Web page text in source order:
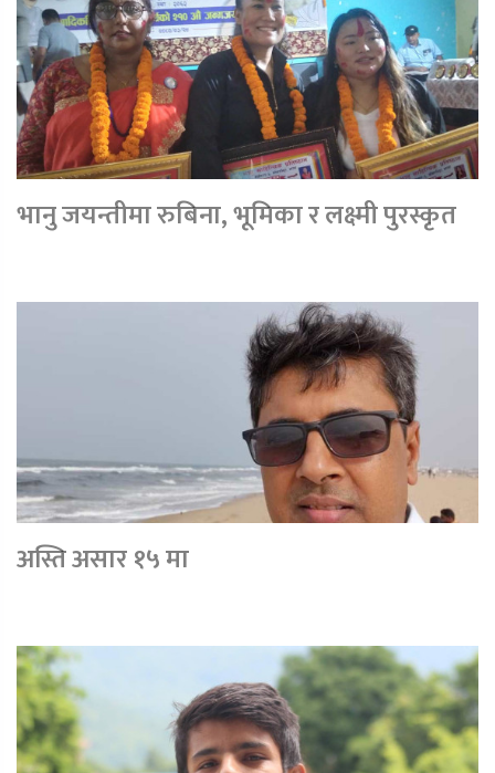
भानु जयन्तीमा रुबिना, भूमिका र लक्ष्मी पुरस्कृत
अस्ति असार १५ मा